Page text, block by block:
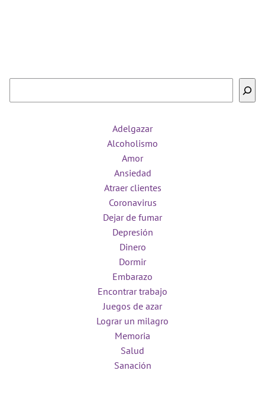
Adelgazar
Alcoholismo
Amor
Ansiedad
Atraer clientes
Coronavirus
Dejar de fumar
Depresión
Dinero
Dormir
Embarazo
Encontrar trabajo
Juegos de azar
Lograr un milagro
Memoria
Salud
Sanación